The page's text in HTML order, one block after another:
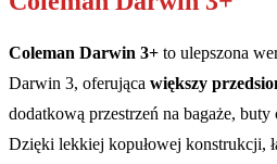
Coleman Darwin 3+ to ulepszona
Darwin 3, oferująca większy
dodatkową przestrzeń na bagaże,
Dzięki lekkiej kopułowej konstrukcji,